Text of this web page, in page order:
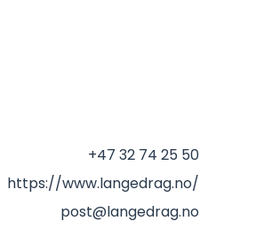
+47 32 74 25 50
https://www.langedrag.no/
post@langedrag.no